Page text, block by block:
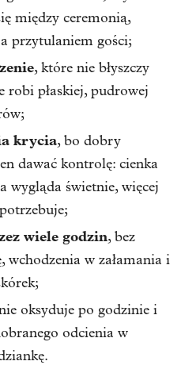
między ceremonią,
przytulaniem gości;
, które nie błyszczy
robi płaskiej, pudrowej
krycia, bo dobry
dawać kontrolę: cienka
wygląda świetnie, więcej
wiele godzin, bez
wchodzenia w załamania i
oksyduje po godzinie i
odcienia w